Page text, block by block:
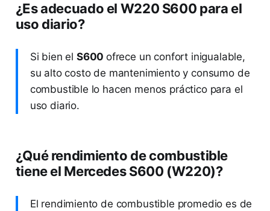
¿Es adecuado el W220 S600 para el
uso diario?
Si bien el S600 ofrece un confort inigualable,
su alto costo de mantenimiento y consumo de
combustible lo hacen menos práctico para el
uso diario.
¿Qué rendimiento de combustible
tiene el Mercedes S600 (W220)?
El rendimiento de combustible promedio es de